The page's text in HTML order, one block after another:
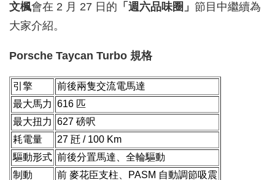
文楓會在 2 月 27 日的 「週六品味圈」 節目中繼續為
大家介紹。
Porsche Taycan Turbo 規格
引擎
前後兩隻交流電馬達
最大馬力 616 匹
最大扭力 627 磅呎
耗電量
27 瓩 / 100 Km
驅動形式 前後分置馬達、全輪驅動
制動
前 麥花臣支柱、PASM 自動調節吸震